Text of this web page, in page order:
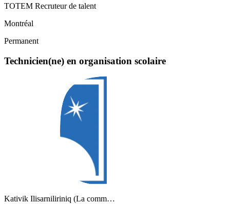
TOTEM Recruteur de talent
Montréal
Permanent
Technicien(ne) en organisation scolaire
Kativik Ilisarniliriniq (La comm…